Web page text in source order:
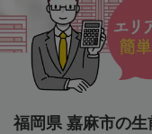
福岡県 嘉麻市の